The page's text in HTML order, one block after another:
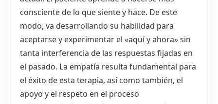
consciente de lo que siente y hace. De este
modo, va desarrollando su habilidad para
aceptarse y experimentar el «aquí y ahora» sin
tanta interferencia de las respuestas fijadas en
el pasado. La empatía resulta fundamental para
el éxito de esta terapia, así como también, el
apoyo y el respeto en el proceso